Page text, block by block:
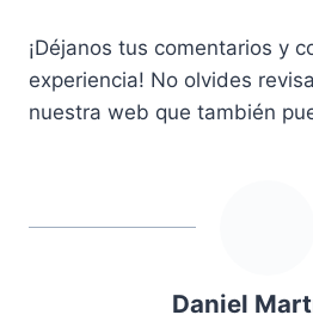
¡Déjanos tus comentarios y
experiencia! No olvides
nuestra web que también
Daniel